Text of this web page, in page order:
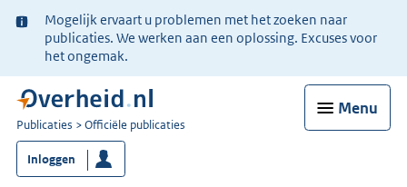
Ter
informatie:
Mogelijk ervaart u problemen met het zoeken naar
publicaties. We werken aan een oplossing. Excuses voor
het ongemak.
Menu
U
bent
nu
hier:
Publicaties Officiële publicaties
Inloggen